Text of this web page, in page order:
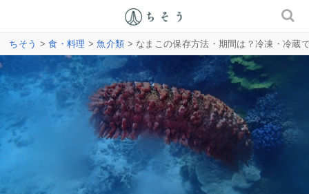
ちそう >食・料理 >魚介類 > なまこの保存方法・期間は？冷凍・冷蔵